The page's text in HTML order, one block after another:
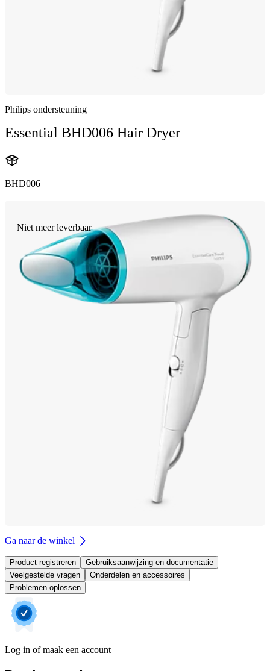
Philips ondersteuning
Essential BHD006 Hair Dryer
BHD006
Niet meer leverbaar
Ga naar de winkel
Product registreren
Gebruiksaanwijzing en documentatie
Veelgestelde vragen
Onderdelen en accessoires
Problemen oplossen
Log in of maak een account